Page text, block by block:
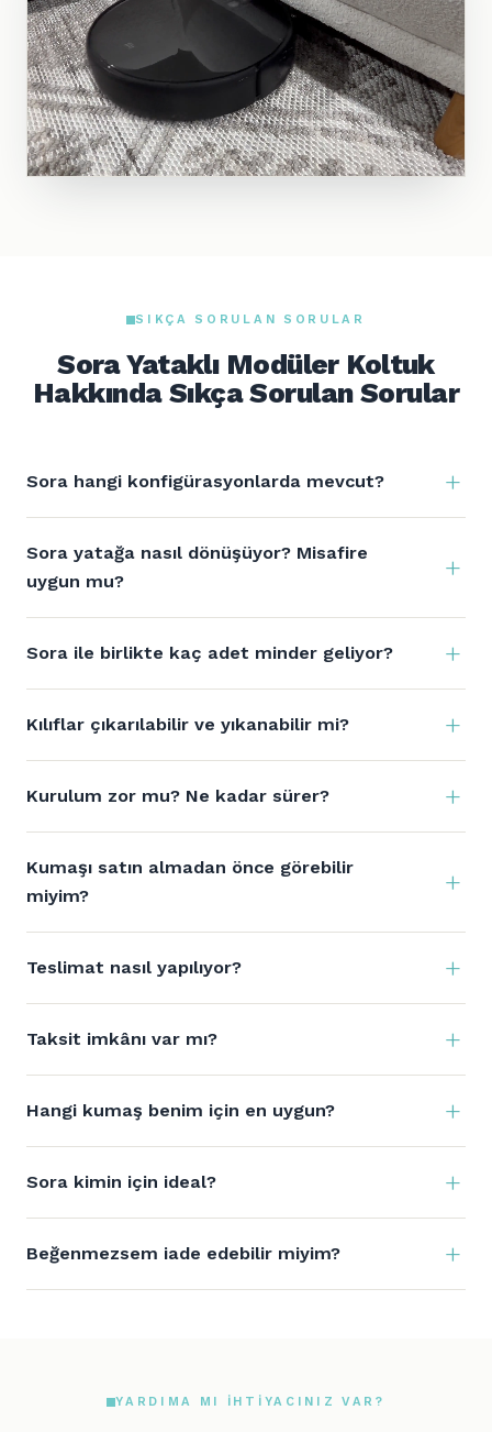
SIKÇA SORULAN SORULAR
Sora Yataklı Modüler Koltuk
Hakkında Sıkça Sorulan Sorular
Sora hangi konfigürasyonlarda mevcut?
Sora yatağa nasıl dönüşüyor? Misafire
uygun mu?
Sora ile birlikte kaç adet minder geliyor?
Kılıflar çıkarılabilir ve yıkanabilir mi?
Kurulum zor mu? Ne kadar sürer?
Kumaşı satın almadan önce görebilir
miyim?
Teslimat nasıl yapılıyor?
Taksit imkânı var mı?
Hangi kumaş benim için en uygun?
Sora kimin için ideal?
Beğenmezsem iade edebilir miyim?
YARDIMA MI IHTIYACINIZ VAR?